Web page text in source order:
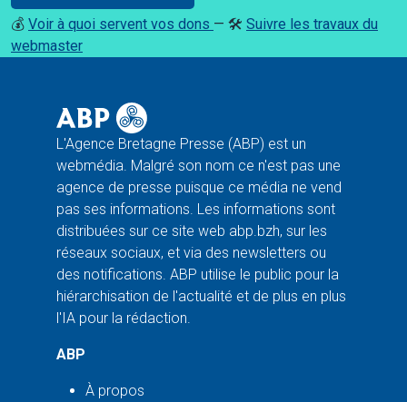
💰 Voir à quoi servent vos dons — 🛠️ Suivre les travaux du
webmaster
L'Agence Bretagne Presse (ABP) est un
webmédia. Malgré son nom ce n'est pas une
agence de presse puisque ce média ne vend
pas ses informations. Les informations sont
distribuées sur ce site web abp.bzh, sur les
réseaux sociaux, et via des newsletters ou
des notifications. ABP utilise le public pour la
hiérarchisation de l'actualité et de plus en plus
l'IA pour la rédaction.
ABP
À propos